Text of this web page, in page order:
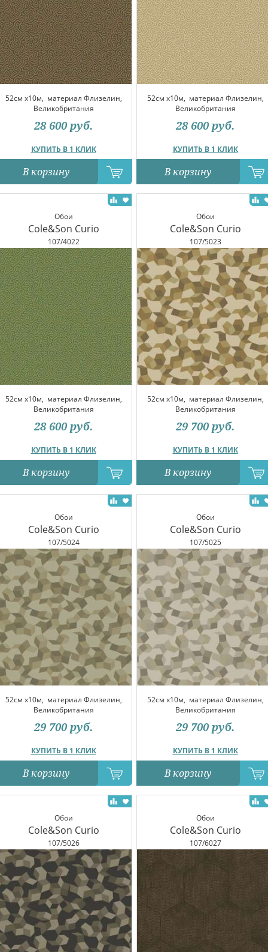
52см x10м, материал Флизелин,
Великобритания
КУПИТЬ В 1 КЛИК
28 600 руб.
В корзину
52см x10м, материал Флизелин,
Великобритания
КУПИТЬ В 1 КЛИК
28 600 руб.
В корзину
Обои
Cole&Son Curio
107/4022
52см x10м, материал Флизелин,
Великобритания
КУПИТЬ В 1 КЛИК
28 600 руб.
В корзину
Обои
Cole&Son Curio
107/5023
52см x10м, материал Флизелин,
Великобритания
КУПИТЬ В 1 КЛИК
29 700 руб.
В корзину
Обои
Cole&Son Curio
107/5024
52см x10м, материал Флизелин,
Великобритания
КУПИТЬ В 1 КЛИК
29 700 руб.
В корзину
Обои
Cole&Son Curio
107/5025
52см x10м, материал Флизелин,
Великобритания
КУПИТЬ В 1 КЛИК
29 700 руб.
В корзину
Обои
Cole&Son Curio
107/5026
Обои
Cole&Son Curio
107/6027